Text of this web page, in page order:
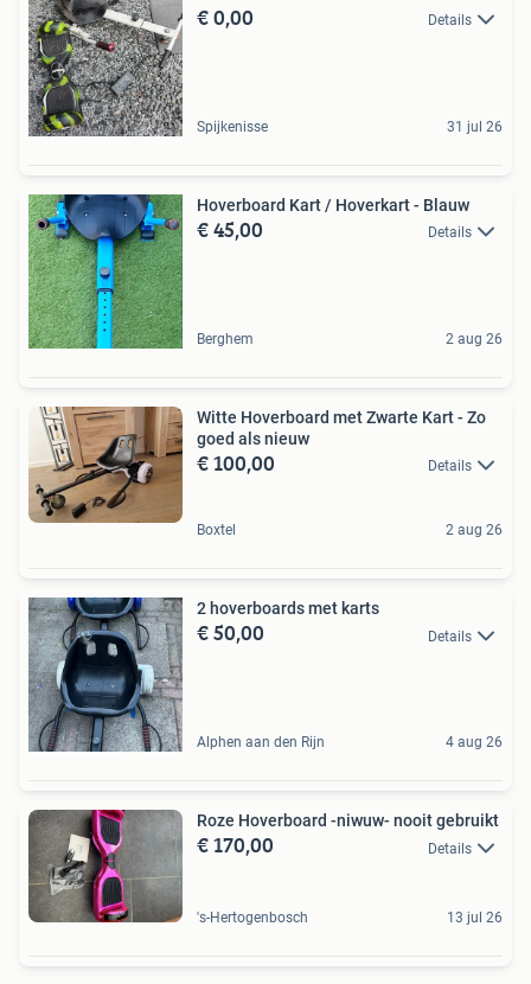
€ 0,00 Details
Spijkenisse 31 jul 26
Hoverboard Kart / Hoverkart - Blauw
€ 45,00 Details
Berghem 2 aug 26
Witte Hoverboard met Zwarte Kart - Zo
goed als nieuw
€ 100,00 Details
Boxtel 2 aug 26
2 hoverboards met karts
€ 50,00 Details
Alphen aan den Rijn 4 aug 26
Roze Hoverboard -niwuw- nooit gebruikt
€ 170,00 Details
's-Hertogenbosch 13 jul 26